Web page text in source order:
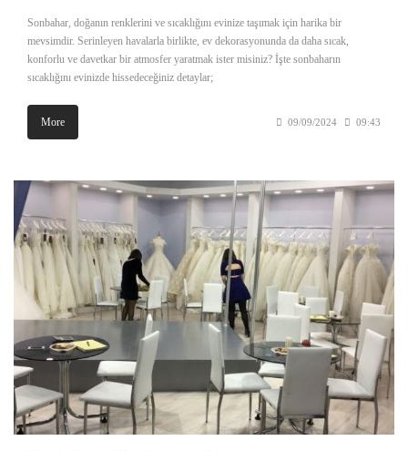
Sonbahar, doğanın renklerini ve sıcaklığını evinize taşımak için harika bir
mevsimdir. Serinleyen havalarla birlikte, ev dekorasyonunda da daha sıcak,
konforlu ve davetkar bir atmosfer yaratmak ister misiniz? İşte sonbaharın
sıcaklığını evinizde hissedeceğiniz detaylar;
More 09/09/2024 09:43